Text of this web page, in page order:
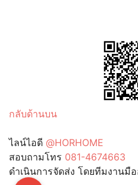
กลับด้านบน
ไลน์ไอดี @HORHOME
สอบถามโทร 081-4674663
ดำเนินการจัดส่ง โดยทีมงานมื